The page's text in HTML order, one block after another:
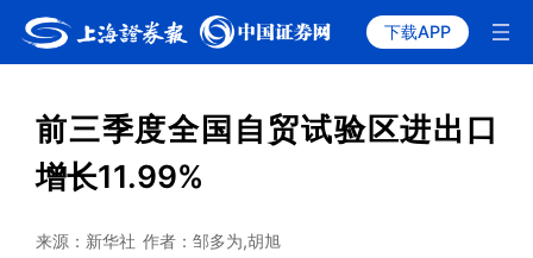
下载APP
前三季度全国自贸试验区进出口
增长11.99%
来源：新华社 作者：邹多为,胡旭